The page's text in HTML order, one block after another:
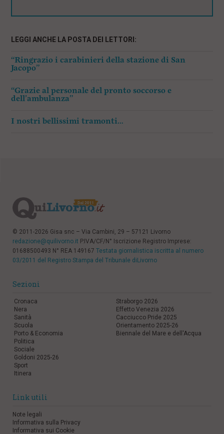
LEGGI ANCHE LA POSTA DEI LETTORI:
“Ringrazio i carabinieri della stazione di San
Jacopo”
“Grazie al personale del pronto soccorso e
dell’ambulanza”
I nostri bellissimi tramonti…
© 2011-2026 Gisa snc – Via Cambini, 29 – 57121 Livorno
redazione@quilivorno.it P.IVA/CF/N° Iscrizione Registro Imprese:
01688500493 N° REA 149167 Testata giornalistica iscritta al numero
03/2011 del Registro Stampa del Tribunale diLivorno
Sezioni
Cronaca
Nera
Sanità
Scuola
Porto & Economia
Politica
Sociale
Goldoni 2025-26
Sport
Itinera
Straborgo 2026
Effetto Venezia 2026
Cacciucco Pride 2025
Orientamento 2025-26
Biennale del Mare e dell'Acqua
Link utili
Note legali
Informativa sulla Privacy
Informativa sui Cookie